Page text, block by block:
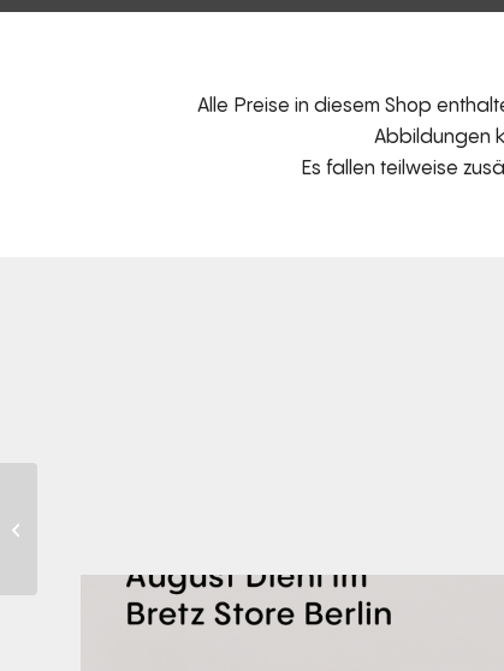
Alle Preise in diesem Shop
Abbildungen
Es fallen teilweise
Zwischen Charakter und Design: Schauspieler August